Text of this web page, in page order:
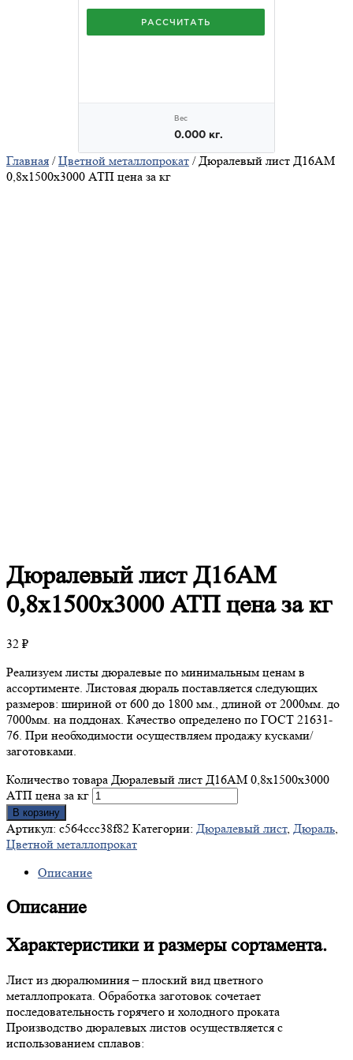
Главная /Цветной металлопрокат / Дюралевый лист Д16АМ
0,8х1500х3000 АТП цена за кг
Дюралевыйлист Д16АМ
0,8х1500х3000 АТП цена за кг
32 ₽
Реализуем листы дюралевые по минимальным ценам в
ассортименте. Листовая дюраль поставляется следующих
размеров: шириной от 600 до 1800 мм., длиной от 2000мм. до
7000мм. на поддонах. Качество определено по ГОСТ 21631-
76. При необходимости осуществляем продажу кусками/
заготовками.
Количество товара Дюралевый лист Д16АМ 0,8х1500х3000
АТП цена за кг
В корзину
Артикул: c564ccc38f82 Категории: Дюралевый лист, Дюраль,
Цветной металлопрокат
Описание
Описание
Характеристики и размеры сортамента.
Лист из дюралюминия – плоский вид цветного
металлопроката. Обработка заготовок сочетает
последовательность горячего и холодного проката
Производство дюралевых листов осуществляется с
использованием сплавов: